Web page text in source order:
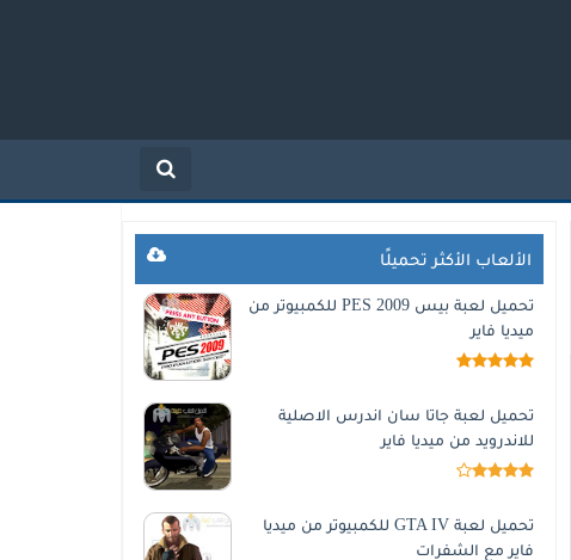
الألعاب الأكثر تحميلًا
تحميل لعبة بيس 2009 PES للكمبيوتر من
ميديا فاير
تحميل لعبة جاتا سان اندرس الاصلية
للاندرويد من ميديا فاير
تحميل لعبة GTA IV للكمبيوتر من ميديا
فاير مع الشفرات